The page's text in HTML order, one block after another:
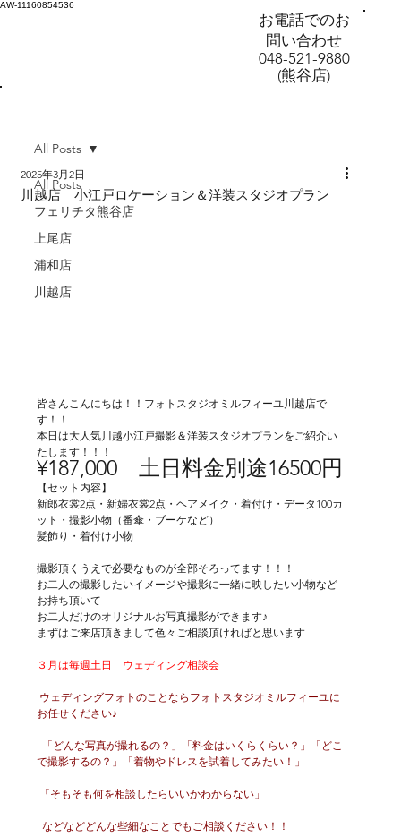
AW-11160854536
お電話でのお
問い合わせ
048-521-9880
(熊谷店)
All Posts
フェリチタ熊谷店
上尾店
浦和店
川越店
All Posts
川越店 小江戸ロケーション＆洋装スタジオプラン
2025年3月2日
皆さんこんにちは！！フォトスタジオミルフィーユ川越店で
す！！
本日は大人気川越小江戸撮影＆洋装スタジオプランをご紹介い
たします！！！
¥187,000　土日料金別途16500円
【セット内容】
新郎衣裳2点・新婦衣裳2点・ヘアメイク・着付け・データ100カ
ット・撮影小物（番傘・ブーケなど）
髪飾り・着付け小物
撮影頂くうえで必要なものが全部そろってます！！！
お二人の撮影したいイメージや撮影に一緒に映したい小物など
お持ち頂いて
お二人だけのオリジナルお写真撮影ができます♪
まずはご来店頂きまして色々ご相談頂ければと思います
３月は毎週土日　ウェディング相談会
ウェディングフォトのことならフォトスタジオミルフィーユに
お任せください♪
「どんな写真が撮れるの？」「料金はいくらくらい？」「どこ
で撮影するの？」「着物やドレスを試着してみたい！」
「そもそも何を相談したらいいかわからない」
などなどどんな些細なことでもご相談ください！！